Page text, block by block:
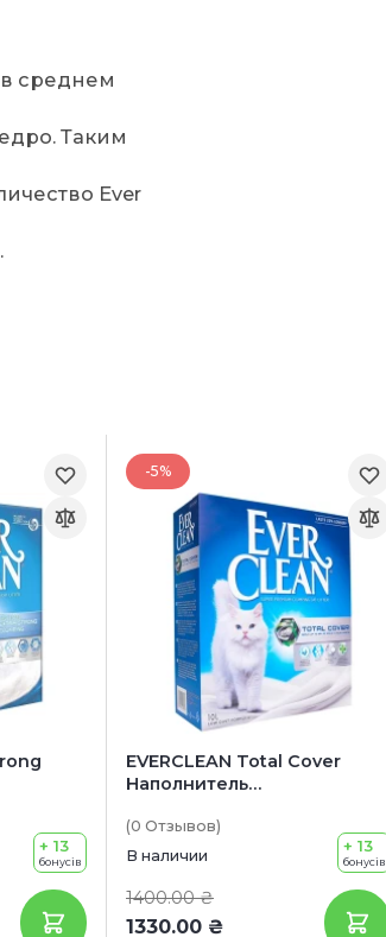
в среднем
Таким
Ever
(без
+ 13
бонусів
-5%
EVERCLEAN Total Cover
Наполнитель
кошачьих туалетов (без
аромата)
(0 Отзывов)
В наличии
1400.00 ₴
1330.00 ₴
+ 13
бонусів